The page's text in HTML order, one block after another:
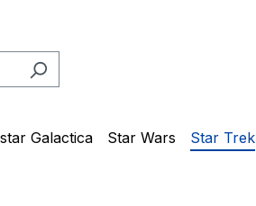
Galactica Star Wars Star Trek